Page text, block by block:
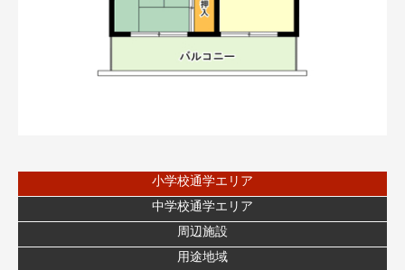
小学校通学エリア
中学校通学エリア
周辺施設
用途地域